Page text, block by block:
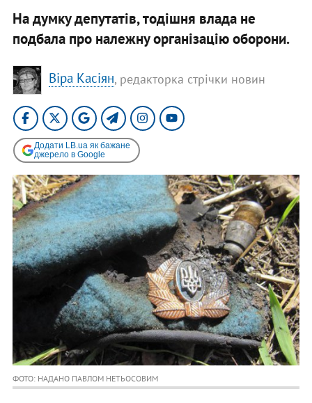
На думку депутатів, тодішня влада не
подбала про належну організацію оборони.
Віра Касіян, редакторка стрічки новин
Додати LB.ua як бажане
джерело в Google
ФОТО: НАДАНО ПАВЛОМ НЕТЬОСОВИМ